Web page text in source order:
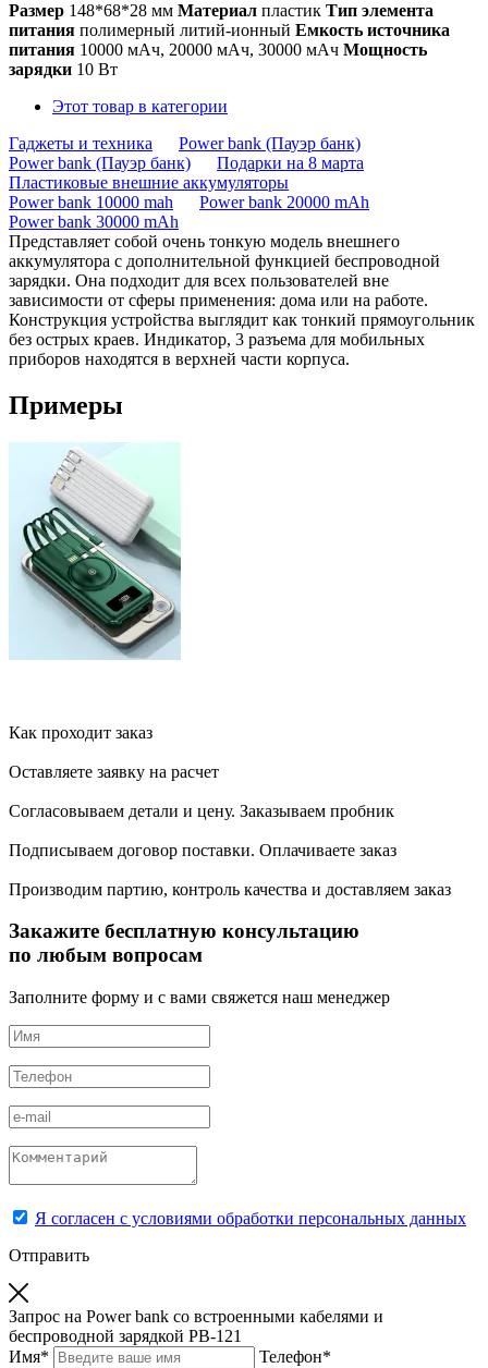
Размер 148*68*28 мм Материал пластик Тип элемента
питания полимерный литий-ионный Емкость источника
питания 10000 мАч, 20000 мАч, 30000 мАч Мощность
зарядки 10 Вт
Этот товар в категории
Гаджеты и техника
Power bank (Пауэр банк)
Power bank (Пауэр банк)
Подарки на 8 марта
Пластиковые внешние аккумуляторы
Power bank 10000 mah
Power bank 20000 mAh
Power bank 30000 mAh
Представляет собой очень тонкую модель внешнего
аккумулятора с дополнительной функцией беспроводной
зарядки. Она подходит для всех пользователей вне
зависимости от сферы применения: дома или на работе.
Конструкция устройства выглядит как тонкий прямоугольник
без острых краев. Индикатор, 3 разъема для мобильных
приборов находятся в верхней части корпуса.
Примеры
Как проходит заказ
Оставляете заявку на расчет
Согласовываем детали и цену. Заказываем пробник
Подписываем договор поставки. Оплачиваете заказ
Производим партию, контроль качества и доставляем заказ
Закажите бесплатную консультацию
по любым вопросам
Заполните форму и с вами свяжется наш менеджер
Я согласен с условиями обработки персональных данных
Отправить
Запрос на Power bank со встроенными кабелями и
беспроводной зарядкой PB-121
Имя* Телефон*